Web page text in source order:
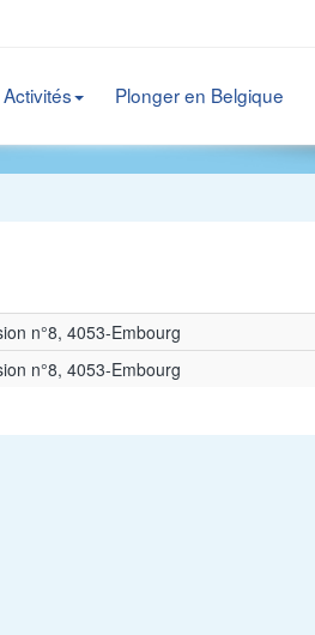
Activités Plonger en Belgique
n°8, 4053-Embourg
n°8, 4053-Embourg